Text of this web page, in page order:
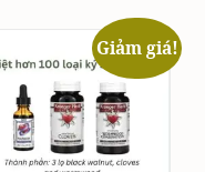
Giảm giá!